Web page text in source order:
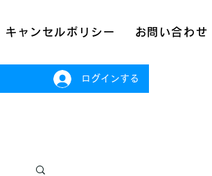
キャンセルポリシー お問い合わせ
ログインする